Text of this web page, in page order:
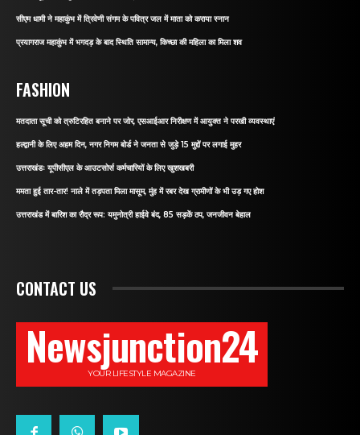
सीएम धामी ने महाकुंभ में त्रिवेणी संगम के पवित्र जल में माता को कराया स्नान
प्रयागराज महाकुंभ में भगदड़ के बाद स्थिति सामान्य, किच्छा की महिला का मिला शव
FASHION
मतदाता सूची को त्रुटिरहित बनाने पर जोर, एसआईआर निरीक्षण में आयुक्त ने परखी व्यवस्थाएं
हल्द्वानी के लिए अहम दिन, नगर निगम बोर्ड ने जनता से जुड़े 15 मुद्दों पर लगाई मुहर
उत्तराखंडः यूपीसीएल के आउटसोर्स कर्मचारियों के लिए खुशखबरी
ममता हुई तार-तार! नाले में तड़पता मिला मासूम, मुंह में रबर देख ग्रामीणों के भी उड़ गए होश
उत्तराखंड में बारिश का रौद्र रूप: यमुनोत्री हाईवे बंद, 85 सड़कें ठप, जनजीवन बेहाल
CONTACT US
Newsjunction24
YOUR LIFESTYLE MAGAZINE